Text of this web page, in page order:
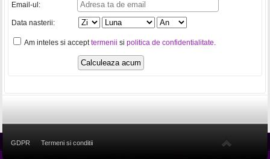
Email-ul:
Data nasterii:
Am inteles si accepttermenii si politica de confidentialitate.
GDPR Termeni si conditii